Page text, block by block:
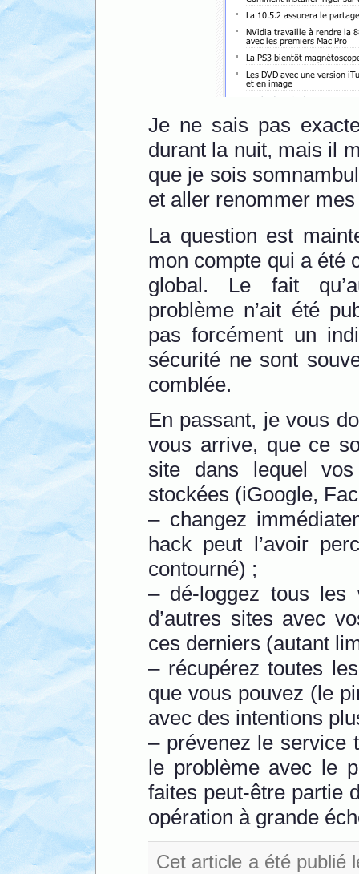
Je ne sais pas
durant la nuit, mais il
que je sois
et aller renommer
La question est
mon compte qui a été
global. Le fait
problème n’ait été
pas forcément un
sécurité ne sont
comblée.
En passant, je vous
vous arrive, que ce
site dans lequel vos
stockées (iGoogle,
– changez
hack peut l’avoir
contourné) ;
– dé-loggez tous les
d’autres sites avec
ces derniers (autant
– récupérez toutes
que vous pouvez (le
avec des intentions
– prévenez le service
le problème avec le
faites peut-être partie
opération à grande
Cet article a été publié